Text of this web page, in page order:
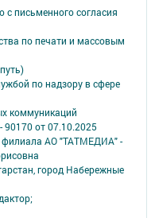
письменного согласия
по печати и массовым
по надзору в сфере
коммуникаций
от 07.10.2025
филиала АО "ТАТМЕДИА" -
город Набережные